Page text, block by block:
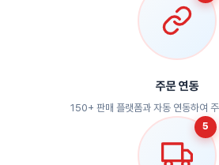
주문 연동
150+ 판매 플랫폼과 자동 연동하여
5